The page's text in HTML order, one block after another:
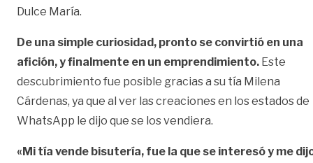
Dulce María.
De una simple curiosidad, pronto se convirtió en una
afición, y finalmente en un emprendimiento. Este
descubrimiento fue posible gracias a su tía Milena
Cárdenas, ya que al ver las creaciones en los estados de
WhatsApp le dijo que se los vendiera.
«Mi tía vende bisutería, fue la que se interesó y me